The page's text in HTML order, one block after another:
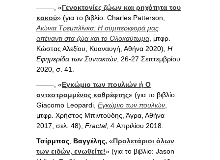
——–, «Γενοκτονίες ζώων και ρηχότητα του
κακού» (για το βιβλίο: Charles Patterson,
Αιώνια Τρεμπλίνκα: Η συμπεριφορά μας
απέναντι στα ζώα και το Ολοκαύτωμα, μτφρ.
Κώστας Αλεξίου, Κυαναυγή, Αθήνα 2020), Η
Εφημερίδα των Συντακτών, 26-27 Σεπτεμβρίου
2020, σ. 41.
——–, «Εγκώμιο των πουλιών ή Ο
αντεστραμμένος καθρέφτης» (για το βιβλίο:
Giacomo Leopardi, Εγκώμιο των πουλιών,
μτφρ. Χρήστος Μπιντούδης, Άγρα, Αθήνα
2017, σελ. 48), Fractal, 4 Απριλίου 2018.
Τσίρμπας, Βαγγέλης, «Προλετάριοι όλων
των ειδών, ενωθείτε!» (για το βιβλίο: Jason